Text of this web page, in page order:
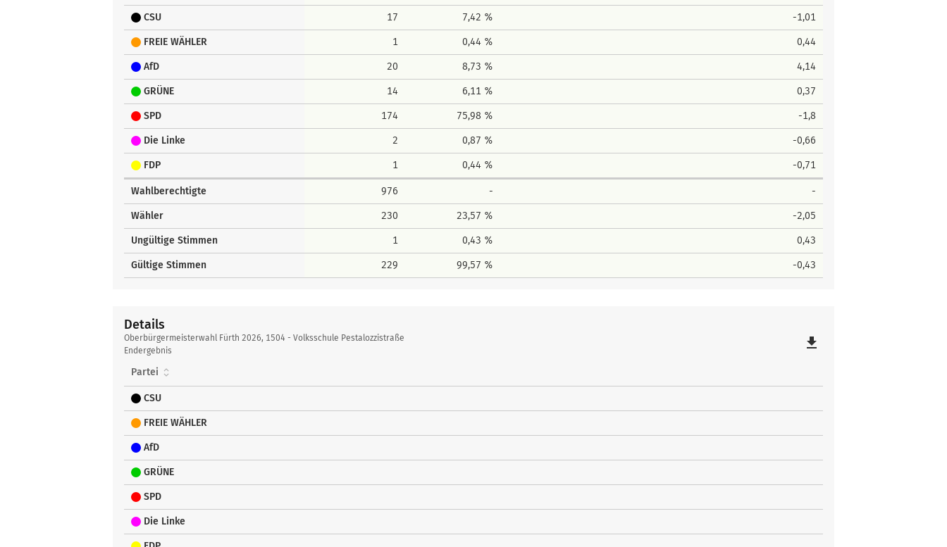
CSU 17 7,42 % -1,01
FREIE WÄHLER 1 0,44 % 0,44
AfD 20 8,73 % 4,14
GRÜNE 14 6,11 % 0,37
SPD 174 75,98 % -1,8
Die Linke 2 0,87 % -0,66
FDP 1 0,44 % -0,71
Wahlberechtigte 976 - -
Wähler 230 23,57 % -2,05
Ungültige Stimmen 1 0,43 % 0,43
Gültige Stimmen 229 99,57 % -0,43
Details
Details
Oberbürgermeisterwahl Fürth 2026, 1504 - Volksschule Pestalozzistraße
Endergebnis
file_download
Partei
CSU
FREIE WÄHLER
AfD
GRÜNE
SPD
Die Linke